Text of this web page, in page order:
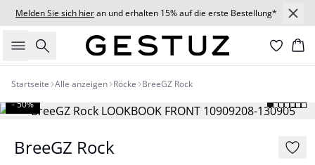
Melden Sie sich hieran und erhalten 15% auf die erste Bestellung*
Suche
Startseite Alle anzeigen Röcke BreeGZ Rock
- 50%
BreeGZ Rock